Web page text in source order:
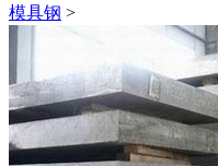
模具钢 >